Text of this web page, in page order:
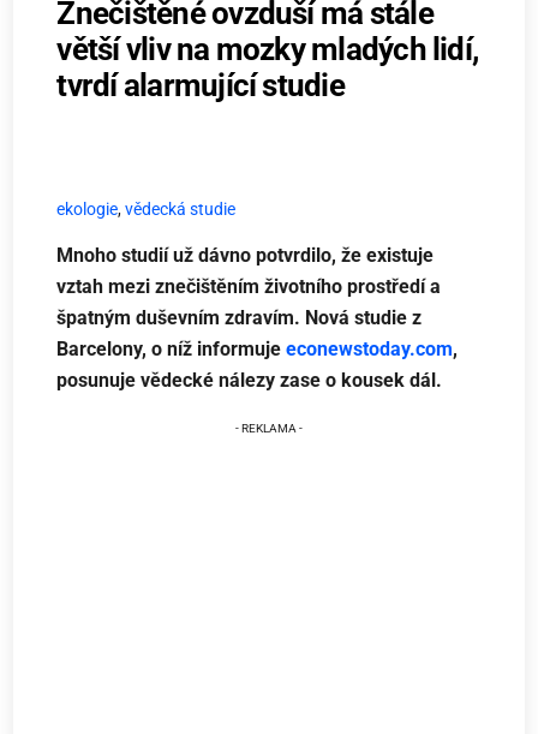
Znečištěné ovzduší má stále
větší vliv na mozky mladých lidí,
tvrdí alarmující studie
ekologie,vědecká studie
Mnoho studií už dávno potvrdilo, že existuje
vztah mezi znečištěním životního prostředí a
špatným duševním zdravím. Nová studie z
Barcelony, o níž informujeeconewstoday.com,
posunuje vědecké nálezy zase o kousek dál.